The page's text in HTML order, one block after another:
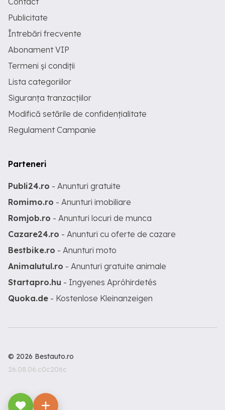
Publicitate
Întrebări frecvente
Abonament VIP
Termeni și condiții
Lista categoriilor
Siguranța tranzacțiilor
Modifică setările de confidențialitate
Regulament Campanie
Parteneri
Publi24.ro - Anunturi gratuite
Romimo.ro - Anunturi imobiliare
Romjob.ro - Anunturi locuri de munca
Cazare24.ro - Anunturi cu oferte de cazare
Bestbike.ro - Anunturi moto
Animalutul.ro - Anunturi gratuite animale
Startapro.hu - Ingyenes Apróhirdetés
Quoka.de - Kostenlose Kleinanzeigen
© 2026 Bestauto.ro
26.08.06.c0c206c